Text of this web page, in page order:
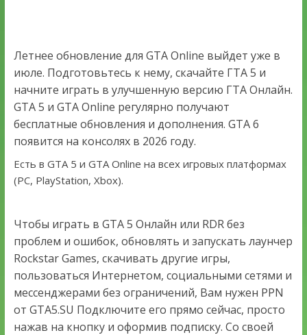
Летнее обновление для GTA Online выйдет уже в
июле. Подготовьтесь к нему, скачайте ГТА 5 и
начните играть в улучшенную версию ГТА Онлайн.
GTA 5 и GTA Online регулярно получают
бесплатные обновления и дополнения. GTA 6
появится на консолях в 2026 году.
Есть в GTA 5 и GTA Online на всех игровых платформах
(PC, PlayStation, Xbox).
Чтобы играть в GTA 5 Онлайн или RDR без
проблем и ошибок, обновлять и запускать лаунчер
Rockstar Games, скачивать другие игры,
пользоваться Интернетом, социальными сетями и
мессенджерами без ограничений, Вам нужен PPN
от GTA5.SU Подключите его прямо сейчас, просто
нажав на кнопку и оформив подписку. Со своей